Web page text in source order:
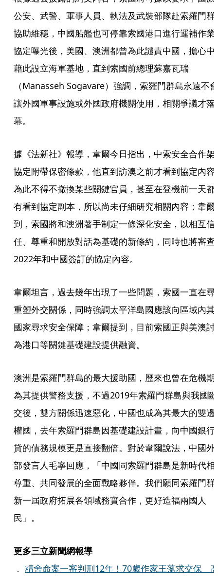
公安、武警、軍事人員、執法及武裝部隊赴索羅門群
協助維穩，中國船艦也可停靠索國港口進行運補作業
協定曝光後，美國、澳洲都曾為此譴責中國，擔心中
藉此設立海軍基地，直到索國前總理蘇嘉瓦瑞
（Manasseh Sogavare）強調，索羅門群島永遠不會
讓外國軍事設施或外國政府機關使用，相關爭議才落
幕。
據《法新社》報導，韋爾今日指出，中索安全合作架
協定附帶保密條款，他直到訪澳之前才看到協定內容
為此不得不撤換某些關鍵官員，甚至在登機前一天都
有看到協定副本，所以尚未仔細研究相關內容；韋爾
到，索國將和澳洲著手制定一條深化安全，以相互信
任、尊重和開放對話為基礎的新條約，同時也將審查
2022年和中國簽訂的協定內容。
韋爾坦言，過去幾年出現了一些問題，索國一直在尋
重塑外交關係，同時強調太平洋島國應該向區域內其
國家尋求安全保障；韋爾提到，目前索國正與美澳討
為港口等關鍵基礎建設提供融資。
澳洲是索羅門群島的最大援助國，歷來也曾在危機期
為其提供警務支援，不過2019年索羅門群島與我國斷
交後，雙方關係迅速惡化，中國也成為其最大的雙邊
權國，去年索羅門群島因基礎建設計畫，向中國銀行
貸的債務規模更是直接翻倍。對於韋爾說法，中國外
部發言人毛寧回應，「中國同索羅門群島是新時代相
尊重、共同發展的全面戰略夥伴。我們願同索羅門群
新一屆政府拓展各領域務實合作，更好造福兩國人
民」。
更多三立新聞網報導
． 精舍命案一審判刑12年！70歲作家王薀求交保